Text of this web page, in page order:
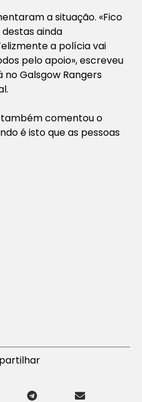
a situação. «Fico
ainda
a polícia vai
pelo apoio», escreveu
no Galsgow Rangers
comentou o
é isto que as pessoas